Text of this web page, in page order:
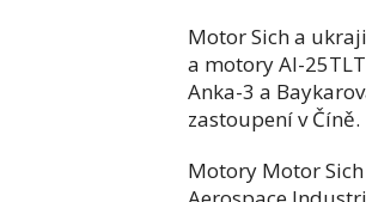
Motor Sich a
a motory AI-
Anka-3 a
zastoupení v Číně.
Motory Motor